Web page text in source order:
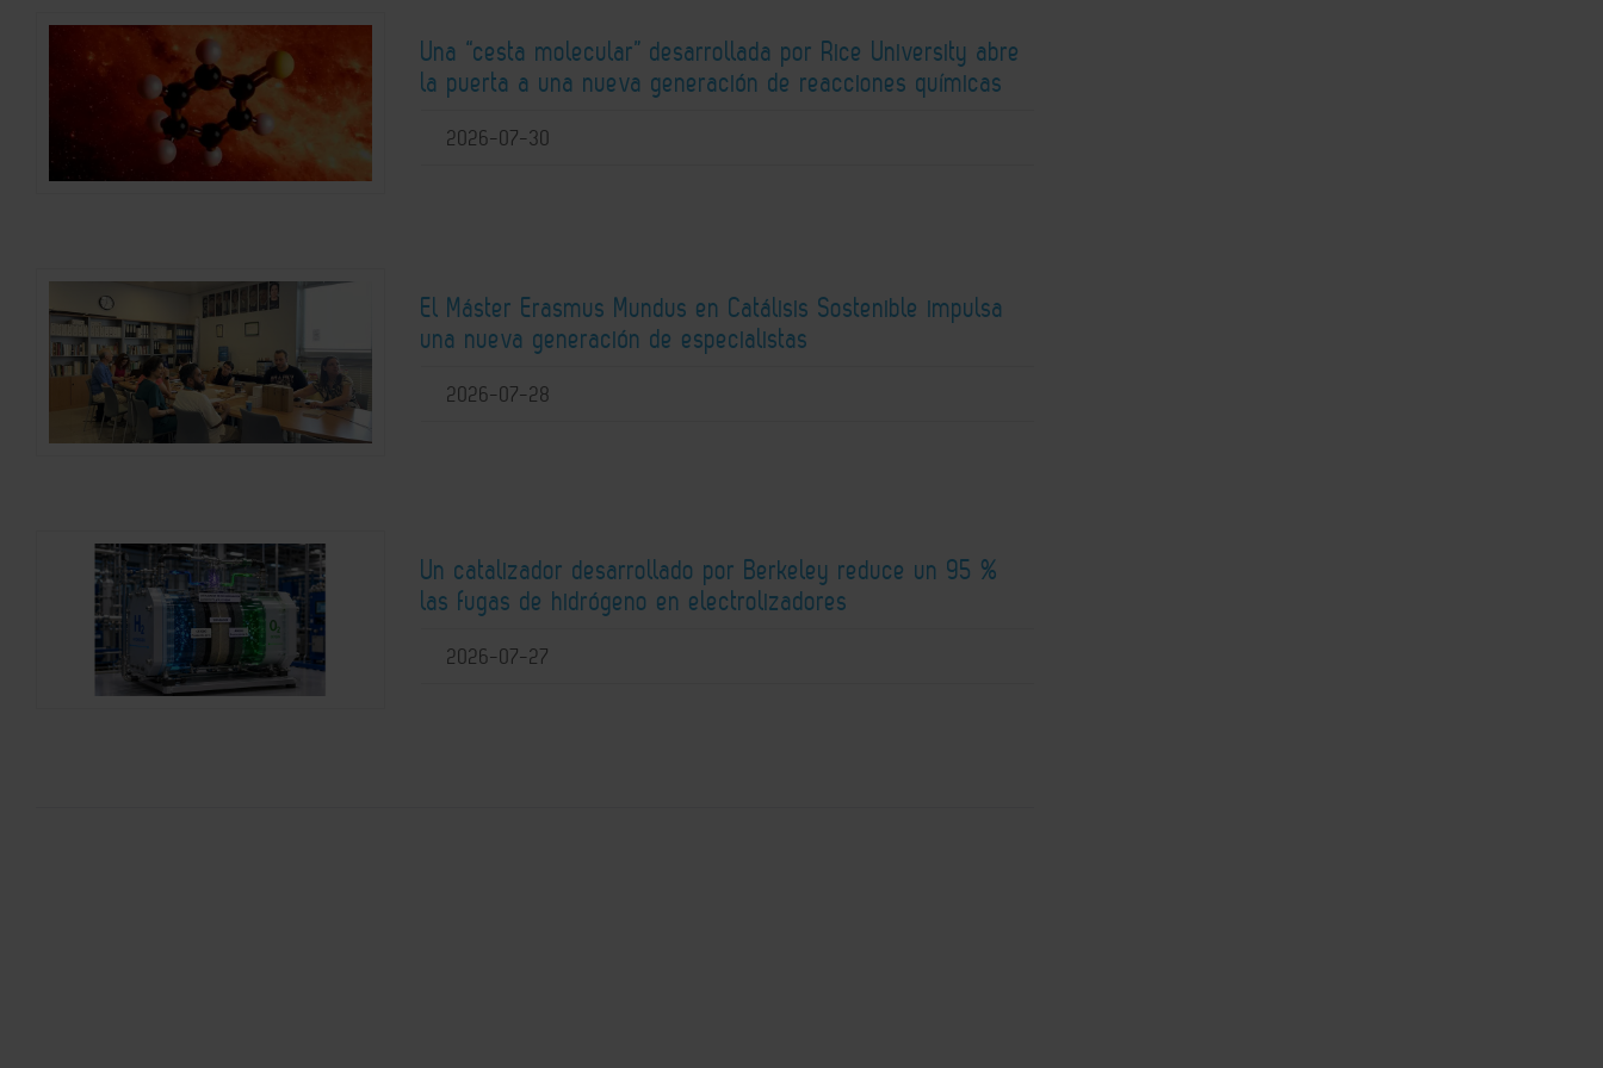
Una “cesta molecular” desarrollada por Rice University abre
la puerta a una nueva generación de reacciones químicas
2026-07-30
El Máster Erasmus Mundus en Catálisis Sostenible impulsa
una nueva generación de especialistas
2026-07-28
Un catalizador desarrollado por Berkeley reduce un 95 %
las fugas de hidrógeno en electrolizadores
2026-07-27